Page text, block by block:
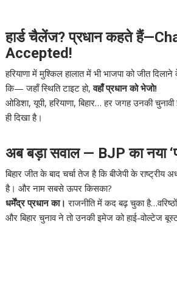
हार्ड चैलेंज? प्रधान कहते
Accepted!
हरियाणा में मुश्किल हालात में भी भाजपा को जीत
कि— जहाँ स्थिति टाइट हो,वहाँ प्रधान को भेजो!
ओडिशा, यूपी, हरियाणा, बिहार… हर जगह उनकी
ही दिखा है।
अब बड़ा सवाल — BJP का नया
बिहार जीत के बाद चर्चा तेज है कि बीजेपी के राष्ट्रीय
है। और नाम सबसे ऊपर किसका?
धर्मेंद्र प्रधान का।राजनीति में कद बढ़ चुका
और बिहार चुनाव ने तो उनकी इमेज को हाई-वोल्टेज